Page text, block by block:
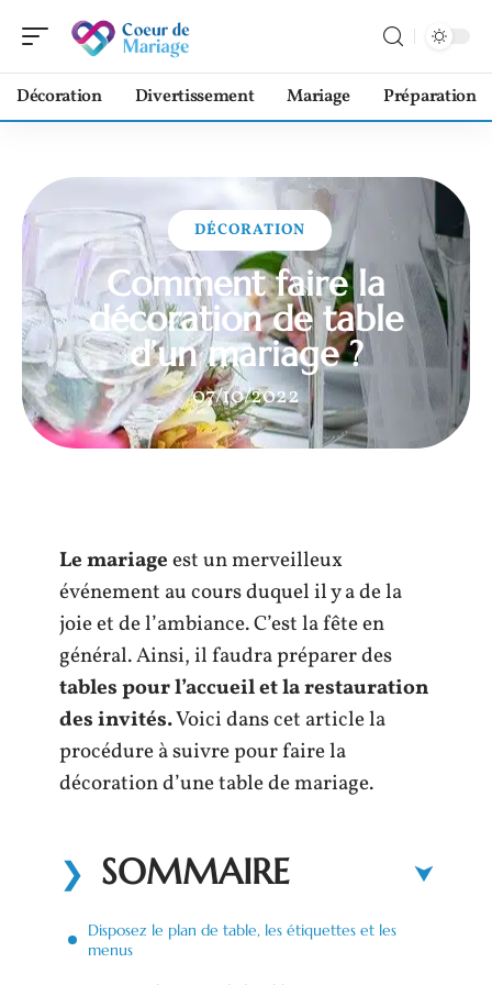
Décoration Divertissement Mariage Préparation
DÉCORATION
Comment faire la
décoration de table
d’un mariage ?
07/10/2022
Le mariageest un merveilleux
événement au cours duquel il y a de la
joie et de l’ambiance. C’est la fête en
général. Ainsi, il faudra préparer des
tables pour l’accueil et la restauration
des invités.Voici dans cet article la
procédure à suivre pour faire la
décoration d’une table de mariage.
SOMMAIRE
Disposez le plan de table, les étiquettes et les
menus